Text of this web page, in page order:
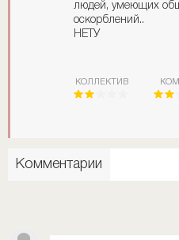
людей, умеющих
оскорблений..
НЕТУ
КОЛЛЕКТИВ
Комментарии